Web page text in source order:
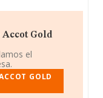
Gold
el
GOLD